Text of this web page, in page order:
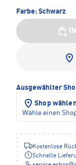
Farbe: Schwarz
Ausgewählter
Shop wählen
Wähle einen
Kostenlose
Schnelle